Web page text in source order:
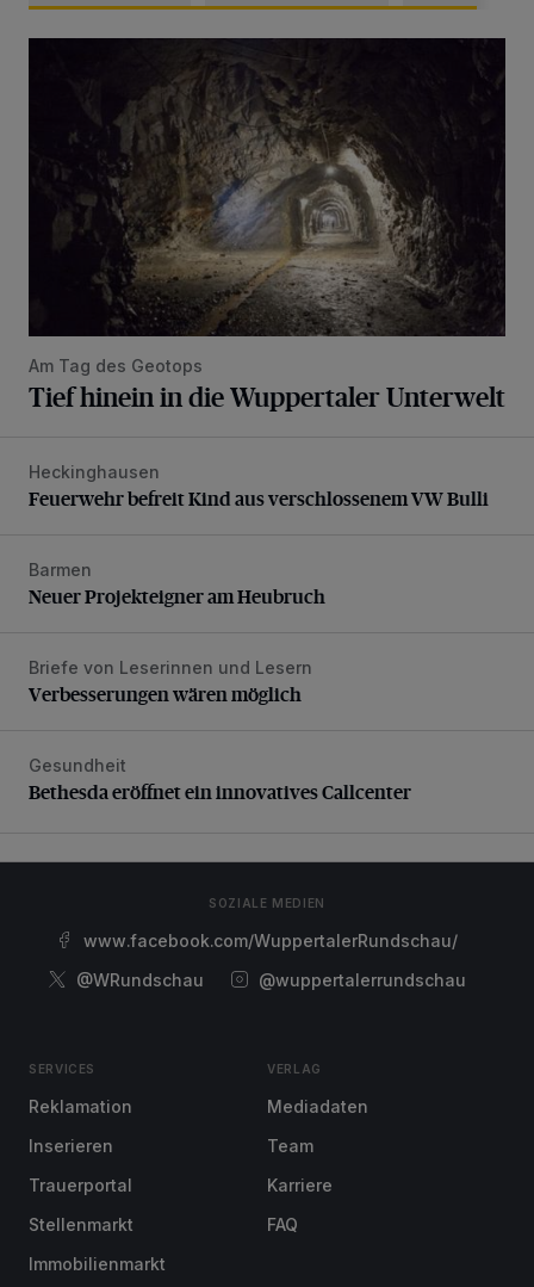
Am Tag des Geotops
Tief hinein in die Wuppertaler Unterwelt
Feuerwehr befreit Kind aus verschlossenem VW Bulli
Heckinghausen
Feuerwehr befreit Kind aus verschlossenem VW Bulli
Neuer Projekteigner am Heubruch
Barmen
Neuer Projekteigner am Heubruch
Verbesserungen wären möglich
Briefe von Leserinnen und Lesern
Verbesserungen wären möglich
Bethesda eröffnet ein innovatives Callcenter
Gesundheit
Bethesda eröffnet ein innovatives Callcenter
SOZIALE MEDIEN
www.facebook.com/WuppertalerRundschau/
@WRundschau
@wuppertalerrundschau
SERVICES
Reklamation
Inserieren
Trauerportal
Stellenmarkt
Immobilienmarkt
VERLAG
Mediadaten
Team
Karriere
FAQ